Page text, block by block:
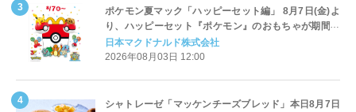
ポケモン夏マック「ハッピーセット編」 8月7日(金)よ
り、ハッピーセット『ポケモン』のおもちゃが期間限
定登場
日本マクドナルド株式会社
2026年08月03日 12:00
シャトレーゼ「マッケンチーズブレッド」本日8月7日